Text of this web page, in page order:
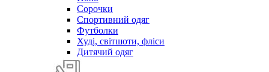
Сорочки
Спортивний одяг
Футболки
Худі, світшоти, фліси
Дитячий одяг